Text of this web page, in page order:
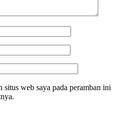
situs web saya pada peramban ini